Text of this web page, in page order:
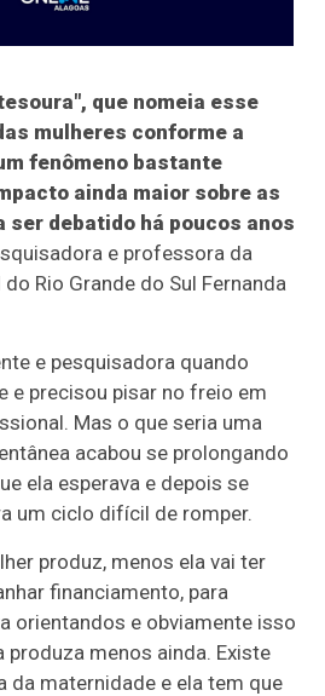
que nomeia esse
mulheres conforme a
fenômeno bastante
ainda maior sobre as
ser debatido há poucos anos
e professora da
Rio Grande do Sul Fernanda
e pesquisadora quando
e precisou pisar no freio em
Mas o que seria uma
acabou se prolongando
ela esperava e depois se
um ciclo difícil de romper.
produz, menos ela vai ter
financiamento, para
orientandos e obviamente isso
produza menos ainda. Existe
da maternidade e ela tem que